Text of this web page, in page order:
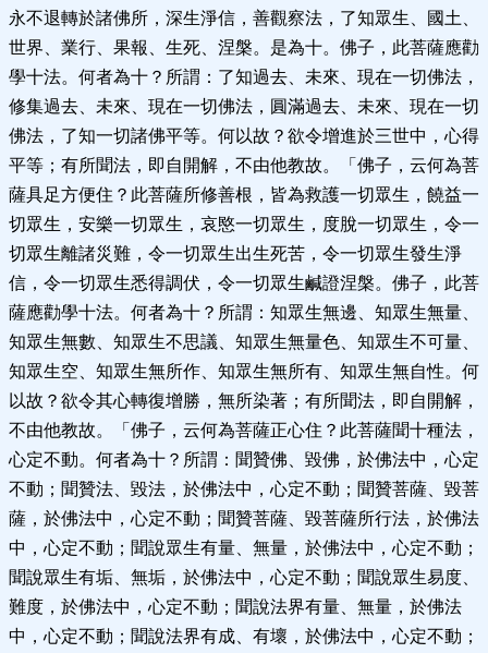
永不退轉於諸佛所，深生淨信，善觀察法，了知眾生、國土、
世界、業行、果報、生死、涅槃。是為十。佛子，此菩薩應勸
學十法。何者為十？所謂：了知過去、未來、現在一切佛法，
修集過去、未來、現在一切佛法，圓滿過去、未來、現在一切
佛法，了知一切諸佛平等。何以故？欲令增進於三世中，心得
平等；有所聞法，即自開解，不由他教故。「佛子，云何為菩
薩具足方便住？此菩薩所修善根，皆為救護一切眾生，饒益一
切眾生，安樂一切眾生，哀愍一切眾生，度脫一切眾生，令一
切眾生離諸災難，令一切眾生出生死苦，令一切眾生發生淨
信，令一切眾生悉得調伏，令一切眾生鹹證涅槃。佛子，此菩
薩應勸學十法。何者為十？所謂：知眾生無邊、知眾生無量、
知眾生無數、知眾生不思議、知眾生無量色、知眾生不可量、
知眾生空、知眾生無所作、知眾生無所有、知眾生無自性。何
以故？欲令其心轉復增勝，無所染著；有所聞法，即自開解，
不由他教故。「佛子，云何為菩薩正心住？此菩薩聞十種法，
心定不動。何者為十？所謂：聞贊佛、毀佛，於佛法中，心定
不動；聞贊法、毀法，於佛法中，心定不動；聞贊菩薩、毀菩
薩，於佛法中，心定不動；聞贊菩薩、毀菩薩所行法，於佛法
中，心定不動；聞說眾生有量、無量，於佛法中，心定不動；
聞說眾生有垢、無垢，於佛法中，心定不動；聞說眾生易度、
難度，於佛法中，心定不動；聞說法界有量、無量，於佛法
中，心定不動；聞說法界有成、有壞，於佛法中，心定不動；